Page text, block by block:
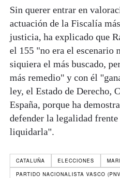
Sin querer entrar en
actuación de la Fiscalía
justicia, ha explicado que
el 155 "no era el escenario
siquiera el más buscado,
más remedio" y con él
ley, el Estado de Derecho,
España, porque ha
defender la legalidad frente
liquidarla".
CATALUÑA ELECCIONES
PARTIDO NACIONALISTA VASCO